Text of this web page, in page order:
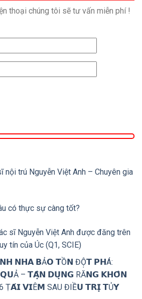
thoại chúng tôi sẽ tư vấn miễn phí !
nội trú Nguyễn Việt Anh – Chuyên gia
có thực sự càng tốt?
sĩ Nguyễn Việt Anh được đăng trên
tín của Úc (Q1, SCIE)
𝗡𝗛𝗔 𝗕Ả𝗢 𝗧Ồ𝗡 ĐỘ̣𝗧 𝗣𝗛Á:
𝗤𝗨Ả – 𝗧𝗔̣̂𝗡 𝗗𝗨̣𝗡𝗚 RĂ𝗡𝗚 𝗞𝗛𝗢̂𝗡
Ṭ𝗔́𝗜 𝗩𝗜Ê𝗠 SAU ĐIỀ𝗨 𝗧𝗥𝗜̣ 𝗧Ủ𝗬